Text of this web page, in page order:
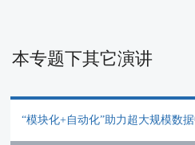
本专题下其它演讲
“模块化+自动化”助力超大规模数